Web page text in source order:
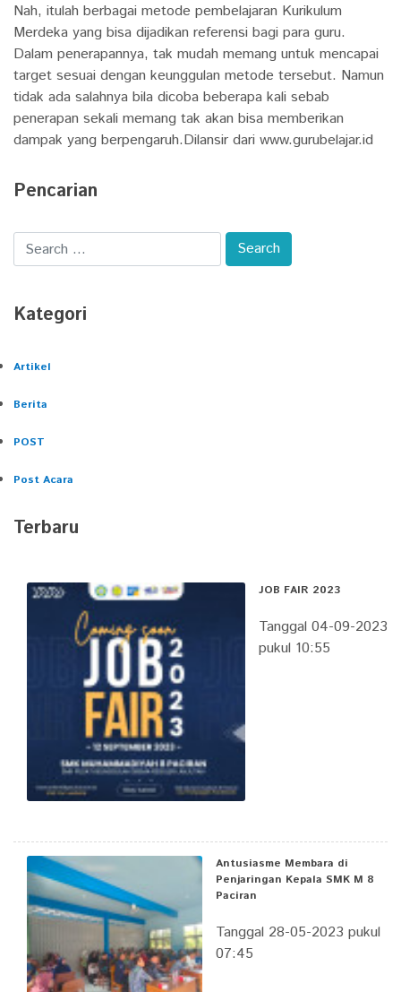
Nah, itulah berbagai metode pembelajaran Kurikulum
Merdeka yang bisa dijadikan referensi bagi para guru.
Dalam penerapannya, tak mudah memang untuk mencapai
target sesuai dengan keunggulan metode tersebut. Namun
tidak ada salahnya bila dicoba beberapa kali sebab
penerapan sekali memang tak akan bisa memberikan
dampak yang berpengaruh.Dilansir dari www.gurubelajar.id
Pencarian
Kategori
Artikel
Berita
POST
Post Acara
Terbaru
JOB FAIR 2023
Tanggal 04-09-2023
pukul 10:55
Antusiasme Membara di
Penjaringan Kepala SMK M 8
Paciran
Tanggal 28-05-2023 pukul
07:45